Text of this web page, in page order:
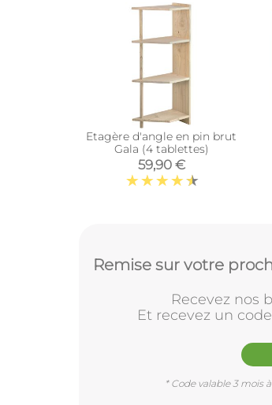
Etagère d'angle en pin brut
Gala (4 tablettes)
59,90 €
Remise sur votre
Recevez nos
Et recevez un
* Code valable 3 mois